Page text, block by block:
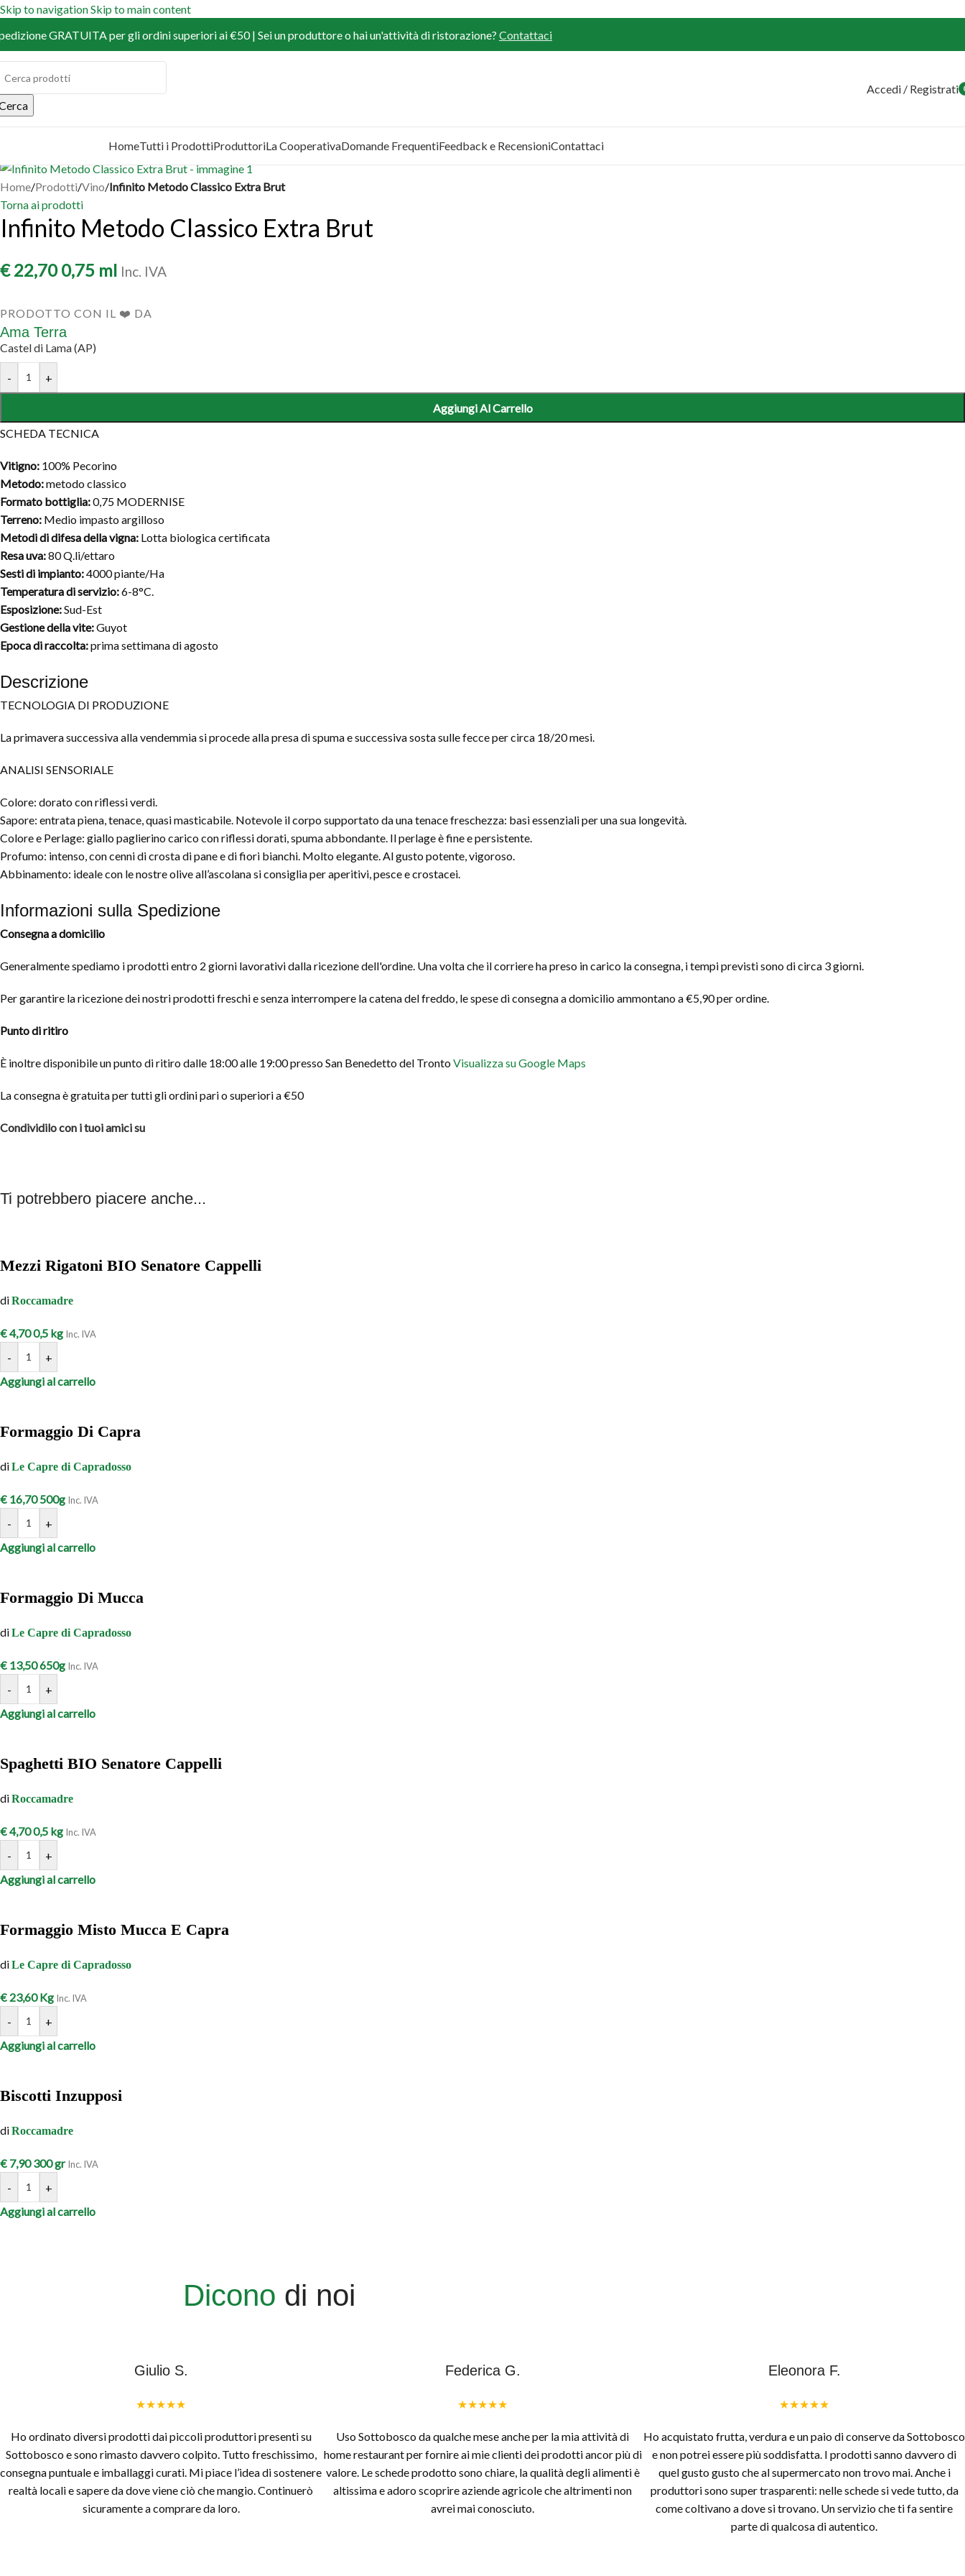
Skip to navigationSkip to main content
GRATUITA per gli ordini superiori ai €50 | Sei un produttore o hai un'attività di ristorazione? Contattaci
Accedi / Registrati
HomeTutti i ProdottiProduttoriLa CooperativaDomande FrequentiFeedback e RecensioniContattaci
Home/Prodotti/Vino/Infinito Metodo Classico Extra Brut
Torna ai prodotti
Infinito Metodo Classico Extra Brut
€22,70 0,75 ml Inc. IVA
PRODOTTO CON IL ❤️ DA
Ama Terra
Castel di Lama (AP)
- +
Aggiungi Al Carrello
SCHEDA TECNICA
Vitigno: 100% Pecorino
Metodo:metodo classico
Formato bottiglia:0,75 MODERNISE
Terreno: Medio impasto argilloso
Metodi di difesa della vigna: Lotta biologica certificata
Resa uva:80 Q.li/ettaro
Sesti di impianto:4000 piante/Ha
Temperatura di servizio:6-8°C.
Esposizione:Sud-Est
Gestione della vite:Guyot
Epoca di raccolta:prima settimana di agosto
Descrizione
TECNOLOGIA DI PRODUZIONE
La primavera successiva alla vendemmia si procede alla presa di spuma e successiva sosta sulle fecce per circa 18/20 mesi.
ANALISI SENSORIALE
Colore: dorato con riflessi verdi.
Sapore: entrata piena, tenace, quasi masticabile. Notevole il corpo supportato da una tenace freschezza: basi essenziali per una sua longevità.
Colore e Perlage: giallo paglierino carico con riflessi dorati, spuma abbondante. Il perlage è fine e persistente.
Profumo: intenso, con cenni di crosta di pane e di fiori bianchi. Molto elegante. Al gusto potente, vigoroso.
Abbinamento: ideale con le nostre olive all’ascolana si consiglia per aperitivi, pesce e crostacei.
Informazioni sulla Spedizione
Consegna a domicilio
Generalmente spediamo i prodotti entro 2 giorni lavorativi dalla ricezione dell'ordine. Una volta che il corriere ha preso in carico la consegna, i tempi previsti sono di circa 3 giorni.
Per garantire la ricezione dei nostri prodotti freschi e senza interrompere la catena del freddo, le spese di consegna a domicilio ammontano a €5,90 per ordine.
Punto di ritiro
È inoltre disponibile un punto di ritiro dalle 18:00 alle 19:00 presso San Benedetto del TrontoVisualizza su Google Maps
La consegna è gratuita per tutti gli ordini pari o superiori a €50
Condividilo con i tuoi amici su
Ti potrebbero piacere anche...
Mezzi Rigatoni BIO Senatore Cappelli
diRoccamadre
€4,700,5 kg Inc. IVA
-
+
Aggiungi al carrello
Formaggio Di Capra
diLe Capre di Capradosso
€ 16,70500g Inc. IVA
-
+
Aggiungi al carrello
Formaggio Di Mucca
diLe Capre di Capradosso
€ 13,50650g Inc. IVA
-
+
Aggiungi al carrello
Spaghetti BIO Senatore Cappelli
diRoccamadre
€4,700,5 kg Inc. IVA
-
+
Aggiungi al carrello
Formaggio Misto Mucca E Capra
diLe Capre di Capradosso
€ 23,60 Kg Inc. IVA
-
+
Aggiungi al carrello
Biscotti Inzupposi
diRoccamadre
€ 7,90 300 gr Inc. IVA
-
+
Aggiungi al carrello
Dicono di noi
Giulio S.
★★★★★
Ho ordinato diversi prodotti dai piccoli produttori presenti su
Sottobosco e sono rimasto davvero colpito. Tutto freschissimo,
consegna puntuale e imballaggi curati. Mi piace l’idea di sostenere
realtà locali e sapere da dove viene ciò che mangio. Continuerò
sicuramente a comprare da loro.
Federica G.
★★★★★
Uso Sottobosco da qualche mese anche per la mia attività di
home restaurant per fornire ai mie clienti dei prodotti ancor più di
valore. Le schede prodotto sono chiare, la qualità degli alimenti è
altissima e adoro scoprire aziende agricole che altrimenti non
avrei mai conosciuto.
Eleonora F.
★★★★★
Ho acquistato frutta, verdura e un paio di conserve da Sottobosco
e non potrei essere più soddisfatta. I prodotti sanno davvero di
quel gusto gusto che al supermercato non trovo mai. Anche i
produttori sono super trasparenti: nelle schede si vede tutto, da
come coltivano a dove si trovano. Un servizio che ti fa sentire
parte di qualcosa di autentico.